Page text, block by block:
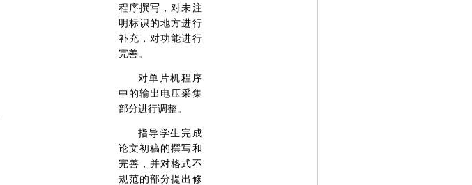
程序撰写，对未注
明标识的地方进行
补充，对功能进行
完善。
对单片机程序
中的输出电压采集
部分进行调整。
指导学生完成
论文初稿的撰写和
完善，并对格式不
规范的部分提出修